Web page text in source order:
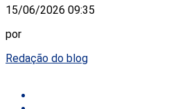
15/06/2026 09:35
por
Redação do blog